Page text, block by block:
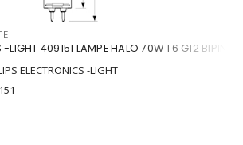
-LIGHT 409151 LAMPE HALO 70W T6 G12 BIPIN
ELECTRONICS -LIGHT